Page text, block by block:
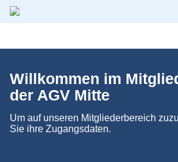
Willkommen im
der AGV Mitte
Um auf unseren Mitgliederbereich
Sie ihre Zugangsdaten.